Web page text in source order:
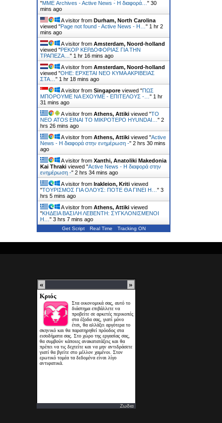
"ΜΜΕ Archives - Active News - Η διαφορά… " 30
mins ago
A visitor from Durham, North Carolina
viewed "Page not found - Active News - Η… " 1 hr 2
mins ago
A visitor from Amsterdam, Noord-holland
viewed "ΡΕΚΟΡ ΚΕΡΔΟΦΟΡΙΑΣ ΓΙΑ ΤΗΝ
ΤΡΑΠΕΖΑ… " 1 hr 16 mins ago
A visitor from Amsterdam, Noord-holland
viewed "ΟΗΕ: ΕΡΧΕΤΑΙ ΝΕΟ ΚΥΜΑ ΑΚΡΙΒΕΙΑΣ
ΣΤΑ… " 1 hr 18 mins ago
A visitor from Singapore viewed "ΠΩΣ
ΜΠΟΡΟΥΜΕ ΝΑ ΕΧΟΥΜΕ - ΕΠΙΤΕΛΟΥΣ -… " 1 hr
31 mins ago
A visitor from Athens, Attiki viewed "ΤΟ
ΝΕΟ ATOS ΕΙΝΑΙ ΤΟ ΜΙΚΡΟΤΕΡΟ HYUNDAI… " 2
hrs 26 mins ago
A visitor from Athens, Attiki viewed "Active
News - Η διαφορά στην ενημέρωση -" 2 hrs 30 mins
ago
A visitor from Xanthi, Anatoliki Makedonia
Kai Thraki viewed "Active News - Η διαφορά στην
ενημέρωση -" 2 hrs 34 mins ago
A visitor from Irakleion, Kriti viewed
"ΤΟΥΡΙΣΜΟΣ ΓΙΑ ΟΛΟΥΣ: ΠΟΤΕ ΘΑ ΓΙΝΕΙ Η… " 3
hrs 5 mins ago
A visitor from Athens, Attiki viewed
"ΚΗΔΕΙΑ ΒΑΣΙΛΗ ΛΕΒΕΝΤΗ: ΣΥΓΚΛΟΝΙΣΜΕΝΟΙ
Η… " 3 hrs 7 mins ago
Get Script Real Time Tracking ON
Ζωδια